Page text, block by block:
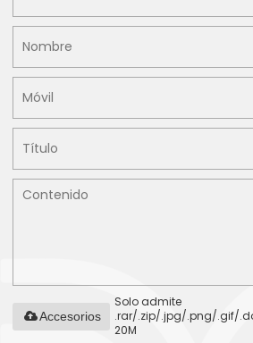
Solo admite
.rar/.zip/.jpg/.png/.gif/
20M
Accesorios